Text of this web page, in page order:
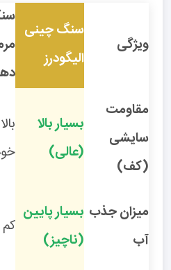
ویژگی
سنگ چینی
الیگودرز
مقاومت
سایشی
(کف)
بسیار بالا
(عالی)
میزان جذب
آب
بسیار پایین
(ناچیز)
کم